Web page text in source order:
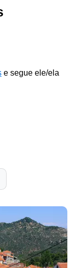
e segue ele/ela